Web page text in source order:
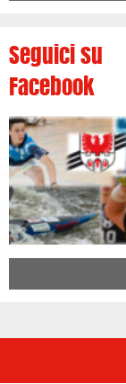
Seguici su
Facebook